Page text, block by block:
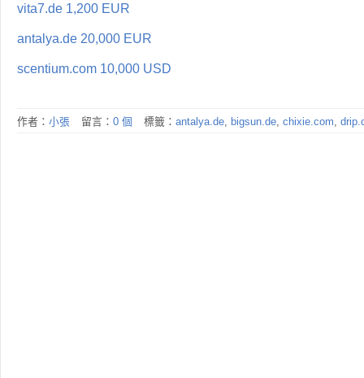
vita7.de 1,200 EUR
antalya.de 20,000 EUR
scentium.com 10,000 USD
作者： 小張 留言： 0 個 標籤： antalya.de, bigsun.de, chixie.com,